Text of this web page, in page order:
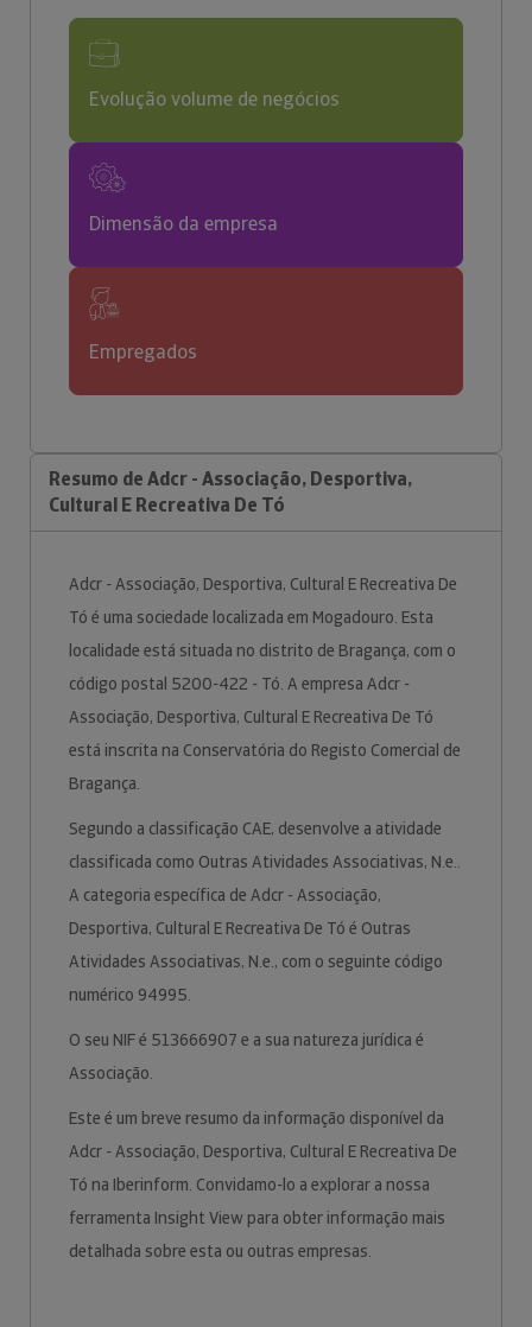
Evolução volume de negócios
Dimensão da empresa
Empregados
Resumo de Adcr - Associação, Desportiva,
Cultural E Recreativa De Tó
Adcr - Associação, Desportiva, Cultural E Recreativa De
Tó é uma sociedade localizada em Mogadouro. Esta
localidade está situada no distrito de Bragança, com o
código postal 5200-422 - Tó. A empresa Adcr -
Associação, Desportiva, Cultural E Recreativa De Tó
está inscrita na Conservatória do Registo Comercial de
Bragança.
Segundo a classificação CAE, desenvolve a atividade
classificada como Outras Atividades Associativas, N.e..
A categoria específica de Adcr - Associação,
Desportiva, Cultural E Recreativa De Tó é Outras
Atividades Associativas, N.e., com o seguinte código
numérico 94995.
O seu NIF é 513666907 e a sua natureza jurídica é
Associação.
Este é um breve resumo da informação disponível da
Adcr - Associação, Desportiva, Cultural E Recreativa De
Tó na Iberinform. Convidamo-lo a explorar a nossa
ferramenta Insight View para obter informação mais
detalhada sobre esta ou outras empresas.